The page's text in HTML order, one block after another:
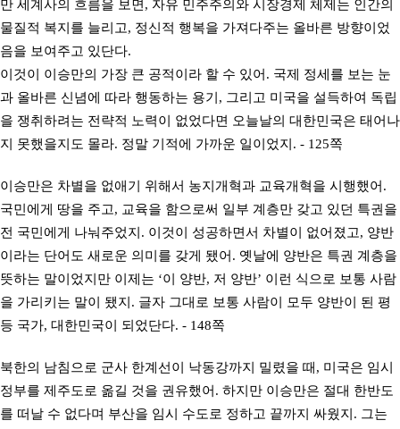
만 세계사의 흐름을 보면, 자유 민주주의와 시장경제 체제는 인간의
물질적 복지를 늘리고, 정신적 행복을 가져다주는 올바른 방향이었
음을 보여주고 있단다.
이것이 이승만의 가장 큰 공적이라 할 수 있어. 국제 정세를 보는 눈
과 올바른 신념에 따라 행동하는 용기, 그리고 미국을 설득하여 독립
을 쟁취하려는 전략적 노력이 없었다면 오늘날의 대한민국은 태어나
지 못했을지도 몰라. 정말 기적에 가까운 일이었지. - 125쪽
이승만은 차별을 없애기 위해서 농지개혁과 교육개혁을 시행했어.
국민에게 땅을 주고, 교육을 함으로써 일부 계층만 갖고 있던 특권을
전 국민에게 나눠주었지. 이것이 성공하면서 차별이 없어졌고, 양반
이라는 단어도 새로운 의미를 갖게 됐어. 옛날에 양반은 특권 계층을
뜻하는 말이었지만 이제는 ‘이 양반, 저 양반’ 이런 식으로 보통 사람
을 가리키는 말이 됐지. 글자 그대로 보통 사람이 모두 양반이 된 평
등 국가, 대한민국이 되었단다. - 148쪽
북한의 남침으로 군사 한계선이 낙동강까지 밀렸을 때, 미국은 임시
정부를 제주도로 옮길 것을 권유했어. 하지만 이승만은 절대 한반도
를 떠날 수 없다며 부산을 임시 수도로 정하고 끝까지 싸웠지. 그는